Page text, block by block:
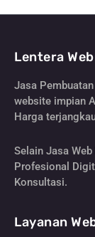
Lentera Web
Jasa
website impian
Harga
Selain Jasa
Profesional
Konsultasi.
Layanan